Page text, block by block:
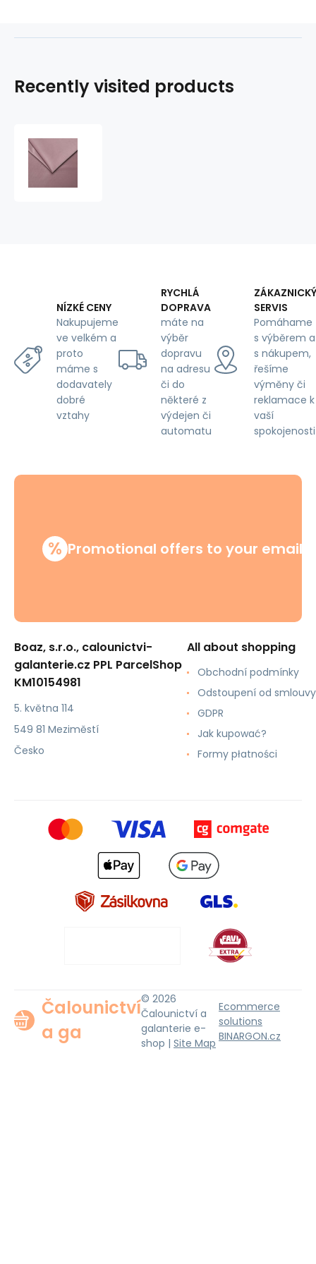
Recently visited products
-
Pet
Proof,
Pink
NÍZKÉ CENY
Nakupujeme
ve velkém a
proto
máme s
dodavately
dobré
vztahy
RYCHLÁ
DOPRAVA
máte na
výběr
dopravu
na adresu
či do
některé z
výdejen či
automatu
ZÁKAZNICKÝ
SERVIS
Pomáhame
s výběrem a
s nákupem,
řešíme
výměny či
reklamace k
vaší
spokojenosti
% Promotional offers to your email
Boaz, s.r.o., calounictvi-
galanterie.cz PPL ParcelShop
KM10154981
5. května 114
549 81 Meziměstí
Česko
All about shopping
Obchodní podmínky
Odstoupení od smlouvy
GDPR
Jak kupować?
Formy płatności
Čalounictví
a ga
© 2026
Čalounictví a
galanterie e-
shop | Site Map
Ecommerce
solutions
BINARGON.cz